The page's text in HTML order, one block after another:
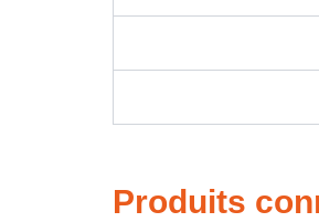
Produits